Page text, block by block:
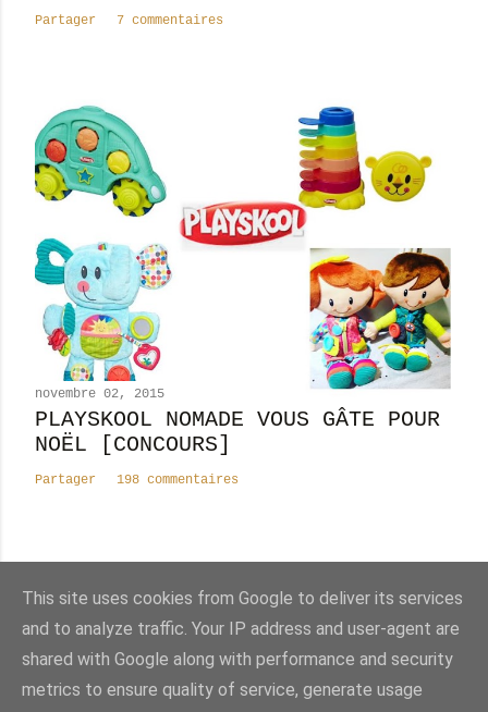
i
Partager 7 commentaires
novembre 02, 2015
PLAYSKOOL NOMADE VOUS GÂTE POUR
NOËL [CONCOURS]
Partager 198 commentaires
Fourni par Blogger
This site uses cookies from Google to deliver its services
and to analyze traffic. Your IP address and user-agent are
shared with Google along with performance and security
metrics to ensure quality of service, generate usage